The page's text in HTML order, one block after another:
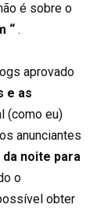
é sobre o
“ .
aprovado
e as
(como eu)
anunciantes
noite para
o
obter